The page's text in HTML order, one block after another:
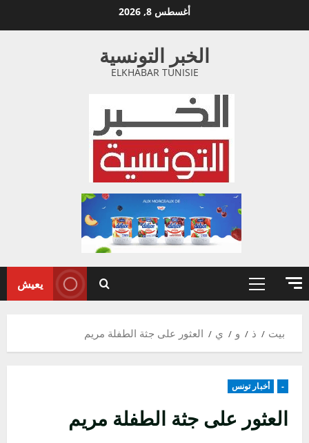
أغسطس 8, 2026
الخبر التونسية
ELKHABAR TUNISIE
القائمة
يعيش
بيت ذ و ي العثور على جثة الطفلة مريم
- أخبار تونس
العثور على جثة الطفلة مريم